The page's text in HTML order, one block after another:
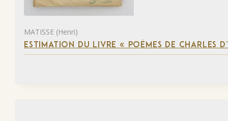
MATISSE (Henri)
ESTIMATION DU LIVRE « POÈMES DE CHARLES